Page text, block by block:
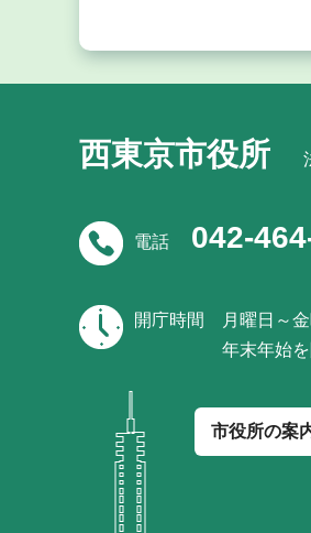
西東京市役所
電話 042-
開庁時間
月曜日～
年末年始
市役所の案